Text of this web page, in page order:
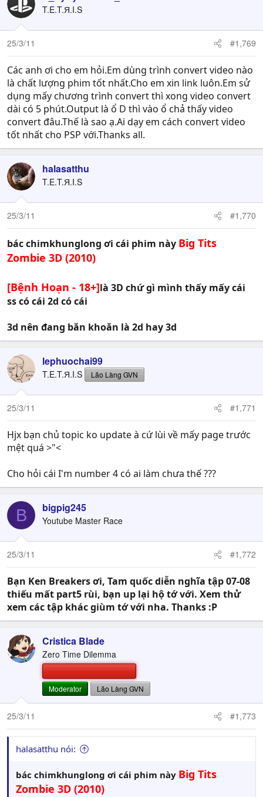
T.E.T.Я.I.S
25/3/11 #1,769
Các anh ơi cho em hỏi.Em dùng trình convert video nào
là chất lượng phim tốt nhất.Cho em xin link luôn.Em sử
dụng mấy chương trình convert thì xong video convert
dài có 5 phút.Output là ổ D thì vào ổ chả thấy video
convert đâu.Thế là sao ạ.Ai dạy em cách convert video
tốt nhất cho PSP với.Thanks all.
halasatthu
T.E.T.Я.I.S
25/3/11 #1,770
bác chimkhunglong ơi cái phim này Big Tits
Zombie 3D (2010)
[Bệnh Hoạn - 18+]là 3D chứ gì mình thấy mấy cái
ss có cái 2d có cái
3d nên đang băn khoăn là 2d hay 3d
lephuochai99
T.E.T.Я.I.S Lão Làng GVN
25/3/11 #1,771
Hjx bạn chủ topic ko update à cứ lùi về mấy page trước
mệt quá >"<
Cho hỏi cái I'm number 4 có ai làm chưa thế ???
B bigpig245
Youtube Master Race
25/3/11 #1,772
Bạn Ken Breakers ơi, Tam quốc diễn nghĩa tập 07-08
thiếu mất part5 rùi, bạn up lại hộ tớ với. Xem thử
xem các tập khác giùm tớ với nha. Thanks :P
Cristica Blade
Zero Time Dilemma
Moderator Lão Làng GVN
25/3/11 #1,773
halasatthu nói:
bác chimkhunglong ơi cái phim này Big Tits
Zombie 3D (2010)